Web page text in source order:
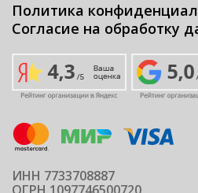
Политика
Согласие на обработку
ИНН 7733708887